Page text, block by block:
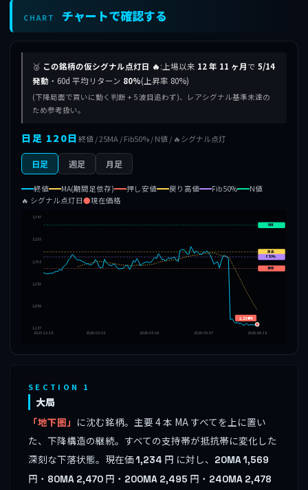
CHART チャートで確認する
🥈 この銘柄の仮シグナル点灯日 🔥:上場以来 12 年 11 ヶ月で 5/14
発動 ・60d 平均リターン 80%(上昇率 80%)
(下降局面で買いに動く判断 + 5 波目追わず)、レアシグナル基準未達の
ため参考扱い。
日足 120日終値 / 25MA / Fib50% / N値 / 🔥シグナル点灯
日足 週足 月足
終値 MA(期間足依存) 押し安値 戻り高値 Fib50%
N値
🔥 シグナル点灯日●現在価格
3,747
3,225
2,703
2,181
1,659
1,137
2025-12-18
2026-02-03 2026-03-19 2026-05-07 2026-06-18
押安
戻高
F50%
N値
1,234円
SECTION 1
大局
「地下圏」 に沈む銘柄。主要 4 本 MA すべてを上に置い
た、下降構造の継続。すべての支持帯が抵抗帯に変化した
深刻な下落状態。現在価1,234 円 に対し、 20MA1,569
円・ 80MA 2,470 円・ 200MA 2,495 円・ 240MA 2,478